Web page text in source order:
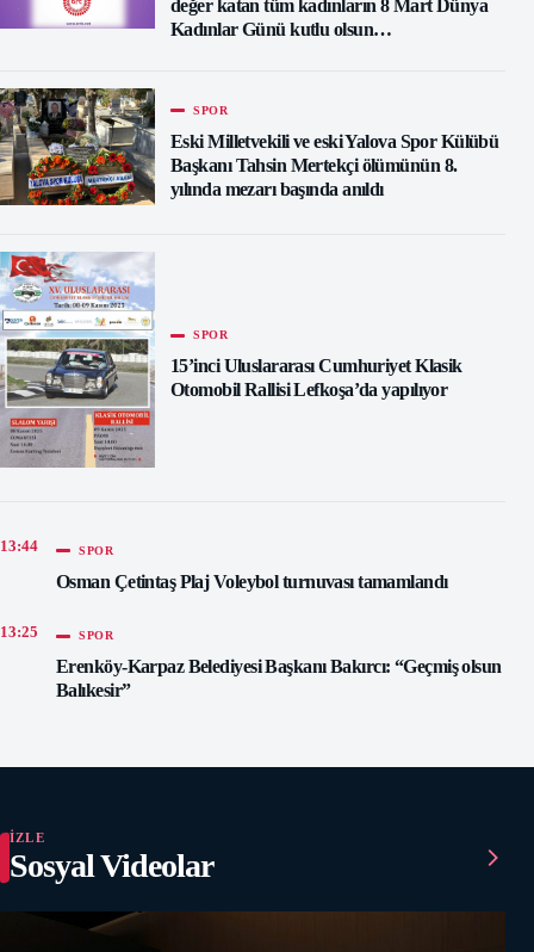
değer katan tüm kadınların 8 Mart Dünya
Kadınlar Günü kutlu olsun…
SPOR
Eski Milletvekili ve eski Yalova Spor Külübü
Başkanı Tahsin Mertekçi ölümünün 8.
yılında mezarı başında anıldı
SPOR
15’inci Uluslararası Cumhuriyet Klasik
Otomobil Rallisi Lefkoşa’da yapılıyor
13:44 SPOR
Osman Çetintaş Plaj Voleybol turnuvası tamamlandı
13:25 SPOR
Erenköy-Karpaz Belediyesi Başkanı Bakırcı: “Geçmiş olsun
Balıkesir”
İZLE
Sosyal Videolar